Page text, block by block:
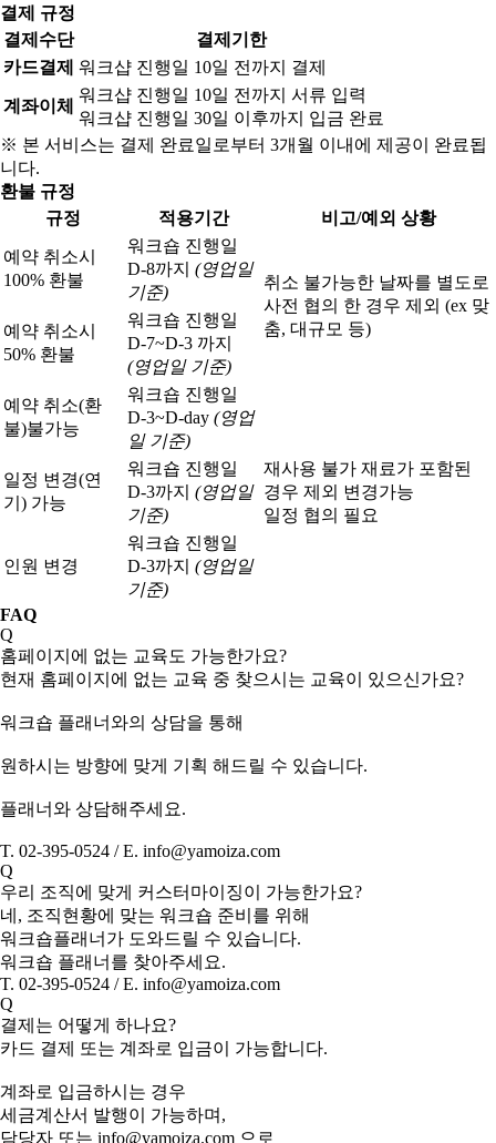
결제 규정
결제수단
결제기한
카드결제 워크샵 진행일 10일 전까지 결제
계좌이체
워크샵 진행일 10일 전까지 서류 입력
워크샵 진행일 30일 이후까지 입금 완료
※ 본 서비스는 결제 완료일로부터 3개월 이내에 제공이 완료됩
니다.
환불 규정
규정
적용기간 비고/예외 상황
예약 취소시
100% 환불
워크숍 진행일
D-8까지 (영업일
기준)
취소 불가능한 날짜를 별도로
사전 협의 한 경우 제외 (ex 맞
춤, 대규모 등)
예약 취소시
50% 환불
워크숍 진행일
D-7~D-3 까지
(영업일 기준)
예약 취소(환
불)불가능
워크숍 진행일
D-3~D-day (영업
일 기준)
일정 변경(연
기) 가능
워크숍 진행일
D-3까지 (영업일
기준)
재사용 불가 재료가 포함된
경우 제외 변경가능
일정 협의 필요
인원 변경
워크숍 진행일
D-3까지 (영업일
기준)
FAQ
Q
홈페이지에 없는 교육도 가능한가요?
현재 홈페이지에 없는 교육 중 찾으시는 교육이 있으신가요?
워크숍 플래너와의 상담을 통해
원하시는 방향에 맞게 기획 해드릴 수 있습니다.
플래너와 상담해주세요.
T. 02-395-0524 / E. info@yamoiza.com
Q
우리 조직에 맞게 커스터마이징이 가능한가요?
네, 조직현황에 맞는 워크숍 준비를 위해
워크숍플래너가 도와드릴 수 있습니다.
워크숍 플래너를 찾아주세요.
T. 02-395-0524 / E. info@yamoiza.com
Q
결제는 어떻게 하나요?
카드 결제 또는 계좌로 입금이 가능합니다.
계좌로 입금하시는 경우
세금계산서 발행이 가능하며,
담당자 또는 info@yamoiza.com 으로